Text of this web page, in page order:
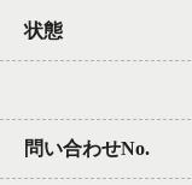
状態
問い合わせNo.